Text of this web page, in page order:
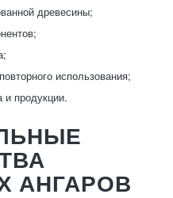
древесины;
использования;
и продукции.
АНГАРОВ